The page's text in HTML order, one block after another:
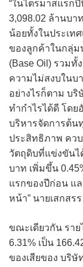
“ในไตรมาสแรก
3,098.02 ล้านบา
น้อยทั้งในประเท
ของลูกค้าในกลุ่
(Base Oil) รวม
ความไม่สงบใน
อย่างไรก็ตาม บ
ทำกำไรได้ดี โดย
บริหารจัดการต้น
ประสิทธิภาพ คว
วัตถุดิบที่แข่งขันไ
บาท เพิ่มขึ้น
แรกของปีก่อน แล
หน้า” นายเสกสร
ขณะเดียวกัน ราย
6.31% เป็น
ของเสียของ บริษั